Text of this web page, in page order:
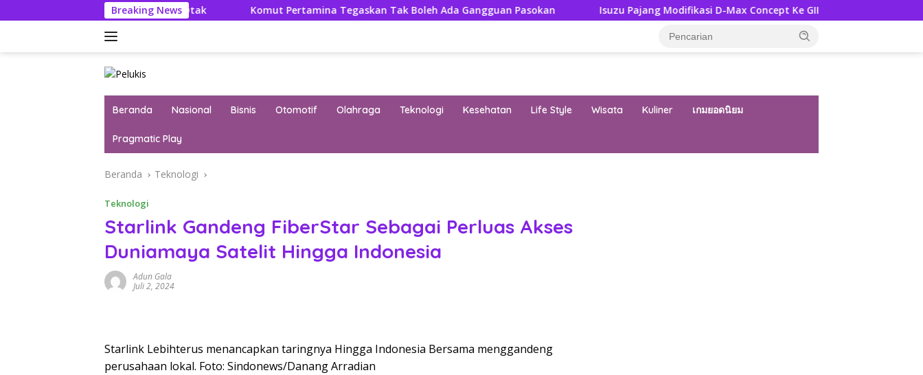
ke
Breaking News
Itu Konsumsi Otak Komut Pertamina Tegaskan Tak Boleh Ada Gangguan Pasokan Isuzu Pajang Modifikasi D-Max Concept Ke GIIAS 2026, Ini Ubahannya
Beranda Nasional Bisnis Otomotif Olahraga Teknologi Kesehatan Life Style Wisata Kuliner เกมยอดนิยม
Pragmatic Play
Beranda Teknologi
Teknologi
Starlink Gandeng FiberStar Sebagai Perluas Akses
Duniamaya Satelit Hingga Indonesia
Adun Gala
Juli 2, 2024
Starlink Lebihterus menancapkan taringnya Hingga Indonesia Bersama menggandeng
perusahaan lokal. Foto: Sindonews/Danang Arradian